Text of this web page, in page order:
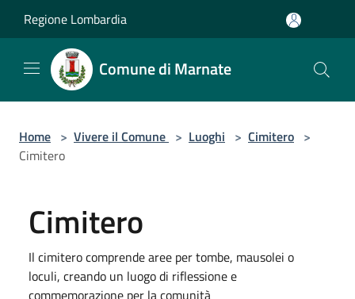
Regione Lombardia
Comune di Marnate
Home > Vivere il Comune > Luoghi > Cimitero >
Cimitero
Cimitero
Il cimitero comprende aree per tombe, mausolei o
loculi, creando un luogo di riflessione e
commemorazione per la comunità